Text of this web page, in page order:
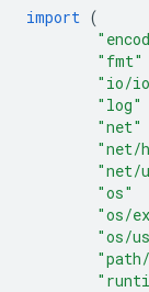
import (
"fmt"
"io/
"log"
"net"
"net/
"net/
"os"
"os/
"os/